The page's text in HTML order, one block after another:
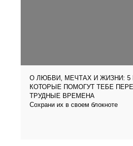
О ЛЮБВИ, МЕЧТАХ И ЖИЗНИ: 5
КОТОРЫЕ ПОМОГУТ ТЕБЕ
ТРУДНЫЕ ВРЕМЕНА
Сохрани их в своем блокноте